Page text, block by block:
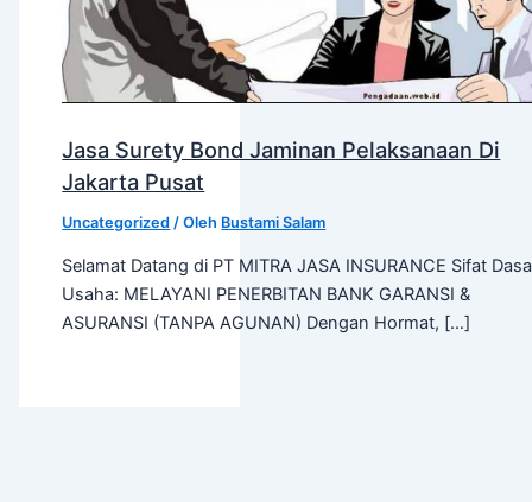
Jasa Surety Bond Jaminan Pelaksanaan Di
Jakarta Pusat
Uncategorized / Oleh Bustami Salam
Selamat Datang di PT MITRA JASA INSURANCE Sifat
Usaha: MELAYANI PENERBITAN BANK GARANSI &
ASURANSI (TANPA AGUNAN) Dengan Hormat, […]